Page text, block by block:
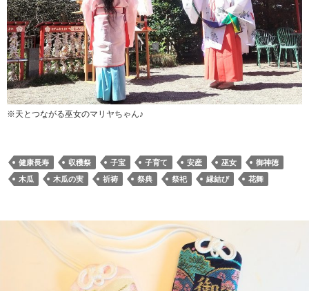
※天とつながる巫女のマリヤちゃん♪
健康長寿 収穫祭 子宝 子育て 安産 巫女
御神徳
木瓜
木瓜の実 祈祷 祭典 祭祀 縁結び 花舞